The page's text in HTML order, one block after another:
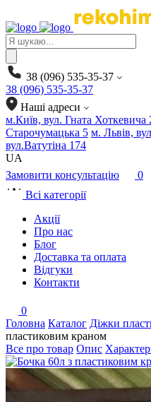
Products
search
38 (096) 535-35-37
38 (096) 535-35-37
Наші адреси
м.Київ, вул. Гната Хоткевича
Старочумацька 5 м. Львів,
вул.Ватутіна 174
UA
Замовити консультацію
0
Всі категорії
Акції
Про нас
Блог
Доставка та оплата
Відгуки
Контакти
0
Головна Каталог Діжки
пластиковим краном
Все про товар Опис